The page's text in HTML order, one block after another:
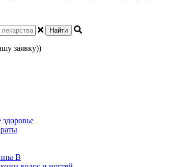
Найти
заявку))
В